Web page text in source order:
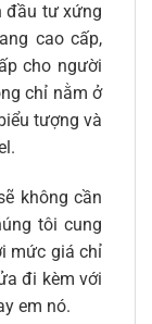
đầu tư xứng
cao cấp,
cho người
chỉ nằm ở
tượng và
không cần
tôi cung
mức giá chỉ
đi kèm với
em nó.